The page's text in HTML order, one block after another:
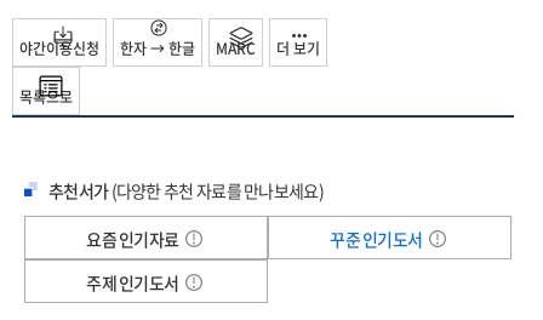
실행력을 높이려면 선택을 제한하라
우리는 스스로를 과대평가하고 있다
구글 직원들이 다이어트에 성공한 이유
비밀번호 하나 바꿨을 뿐인데
먼저 행동을 바꿔야 마음이 뒤따른다
뇌를 해킹하는 기술 1: 일단, 행동하라
뇌를 해킹하는 기술 2: 몸을 움직이면 뇌는 속아 넘어간다
이 책에서 저자는 나만의 ‘행동 프로세스’를 만드는 법을 소개한다. 누구나 쉽게
따라할 수 있는 실용적인 방법으로 가득한 이 책은 의지박약, 작심삼일로 자책하는
많은 현대인들에게 삶을 변화시켜줄 효과적인 안내서가 되어줄 것이다.
새해 결심을 지키지 못한 모든 사람을 위한 필독서!
사람들은 계획한 일을 꾸준히 해내지 못한다. 계획대로 운동을 하거나 식단을
조절하거나 일을 미루는 습관을 고치겠다는 새해의 다짐은 매번 실패로 돌아간다.
지속적인 변화를 뒷받침하는 과학과 당신에게 적합한 프로세스를 구성하는 방법만
이해하면 된다.
- 저절로 몸이 움직이는 기적의 습관혁명
[P. 70] 변화에 실패한 사람들은 신체적으로나 감정적으로 무력해진다. 예컨대 더욱
좌절감을 느끼는 데다 행동을 지속적으로 바꾸기가 불가능하다고 여길 것이다.
다음 질문에 솔직하게 답해보라. “실현 가능한 아주 작은 단계나 목표를 성취하려고
노력한 적이 있는가? 아니면 사실 먼 꿈이었는가?” 사다리를 이용하면 이 질문의
해답을 찾고 ‘작게’ 생각하는 방법을 배울 수 있다. 그러면 단계와 목표를 성취할
길로 들어서고 마침내 꿈을 이룰 것이다.
목록으로
야간이용신청 한자 → 한글 MARC 더 보기
추천서가(다양한 추천 자료를 만나보세요)
요즘 인기자료
꾸준 인기도서
주제 인기도서